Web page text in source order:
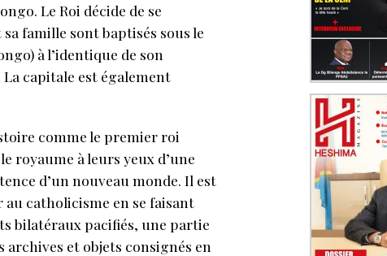
Le Roi décide de se
famille sont baptisés sous le
à l’identique de son
capitale est également
comme le premier roi
royaume à leurs yeux d’une
d’un nouveau monde. Il est
catholicisme en se faisant
bilatéraux pacifiés, une partie
archives et objets consignés en